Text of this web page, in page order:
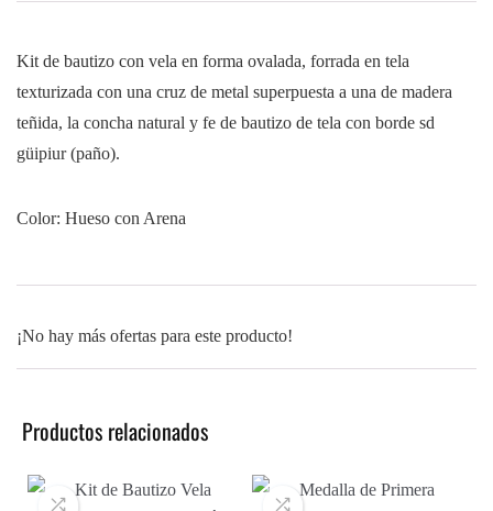
Kit de bautizo con vela en forma ovalada, forrada en tela
texturizada con una cruz de metal superpuesta a una de madera
teñida, la concha natural y fe de bautizo de tela con borde sd
güipiur (paño).
Color: Hueso con Arena
¡No hay más ofertas para este producto!
Productos relacionados